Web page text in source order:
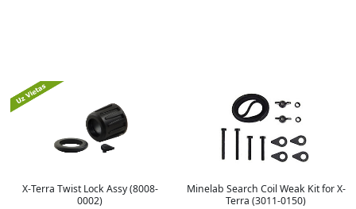
X-Terra Twist Lock Assy (8008-
0002)
Minelab Search Coil Weak Kit for X-
Terra (3011-0150)